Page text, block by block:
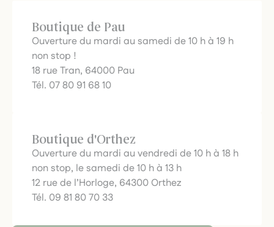
Boutique de Pau
Ouverture du mardi au samedi de 10 h à 19 h
non stop !
18 rue Tran, 64000 Pau
Tél. 07 80 91 68 10
Boutique d'Orthez
Ouverture du mardi au vendredi de 10 h à 18 h
non stop, le samedi de 10 h à 13 h
12 rue de l’Horloge, 64300 Orthez
Tél. 09 81 80 70 33